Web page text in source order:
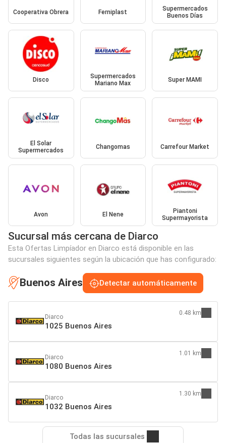
Cooperativa Obrera Ferniplast
Supermercados
Buenos Días
Disco
Supermercados
Mariano Max
Super MAMI
El Solar
Supermercados
Changomas Carrefour Market
Avon El Nene
Piantoni
Supermayorista
Sucursal más cercana de Diarco
Esta Ofertas Limpíador en Diarco está disponible en las
sucursales siguientes según la ubicación que has configurado:
Buenos Aires Detectar automáticamente
Diarco
1025 Buenos Aires
0.48 km
Diarco
1080 Buenos Aires
1.01 km
Diarco
1032 Buenos Aires
1.30 km
Todas las sucursales